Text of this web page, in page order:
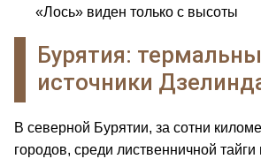
«Лось» виден только с высоты
Бурятия:
источники
В северной Бурятии, за сотни
городов, среди лиственничной